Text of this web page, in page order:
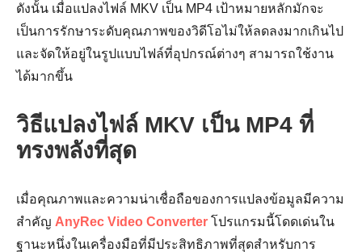
ดังนั้น เมื่อแปลงไฟล์ MKV เป็น MP4 เป้าหมายหลักมักจะ
เป็นการรักษาระดับคุณภาพของวิดีโอไม่ให้ลดลงมากเกินไป
และจัดให้อยู่ในรูปแบบไฟล์ที่อุปกรณ์ต่างๆ สามารถใช้งาน
ได้มากขึ้น
วิธีแปลงไฟล์ MKV เป็น MP4 ที่
ทรงพลังที่สุด
เมื่อคุณภาพและความน่าเชื่อถือของการแปลงข้อมูลมีความ
สำคัญ AnyRec Video Converter โปรแกรมนี้โดดเด่นใน
ฐานะหนึ่งในเครื่องมือที่มีประสิทธิภาพที่สุดสำหรับการ